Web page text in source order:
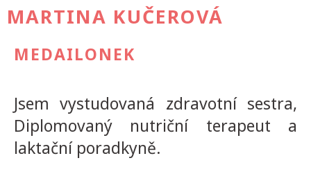
MARTINA KUČEROVÁ
MEDAILONEK
Jsem vystudovaná zdravotní sestra,
Diplomovaný nutriční terapeut a
laktační poradkyně.